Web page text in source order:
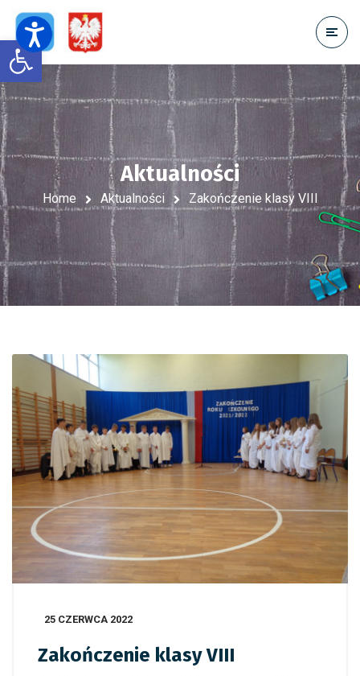
Open toolbar
Aktualności
Home Aktualności Zakończenie klasy VIII
25 CZERWCA 2022
Zakończenie klasy VIII